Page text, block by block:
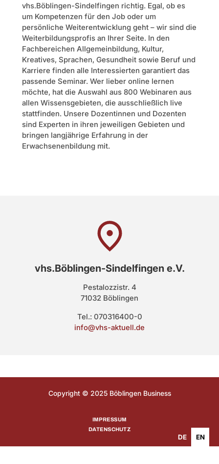
vhs.Böblingen-Sindelfingen richtig. Egal, ob es
um Kompetenzen für den Job oder um
persönliche Weiterentwicklung geht – wir sind die
Weiterbildungsprofis an Ihrer Seite. In den
Fachbereichen Allgemeinbildung, Kultur,
Kreatives, Sprachen, Gesundheit sowie Beruf und
Karriere finden alle Interessierten garantiert das
passende Seminar. Wer lieber online lernen
möchte, hat die Auswahl aus 800 Webinaren aus
allen Wissensgebieten, die ausschließlich live
stattfinden. Unsere Dozentinnen und Dozenten
sind Experten in ihren jeweiligen Gebieten und
bringen langjährige Erfahrung in der
Erwachsenenbildung mit.
vhs.Böblingen-Sindelfingen e.V.
Pestalozzistr. 4
71032 Böblingen
Tel.: 070316400-0
info@vhs-aktuell.de
Copyright © 2025 Böblingen Business
IMPRESSUM
DATENSCHUTZ
DE EN